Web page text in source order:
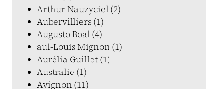
Arthur Nauzyciel (2)
Aubervilliers (1)
Augusto Boal (4)
aul-Louis Mignon (1)
Aurélia Guillet (1)
Australie (1)
Avignon (11)